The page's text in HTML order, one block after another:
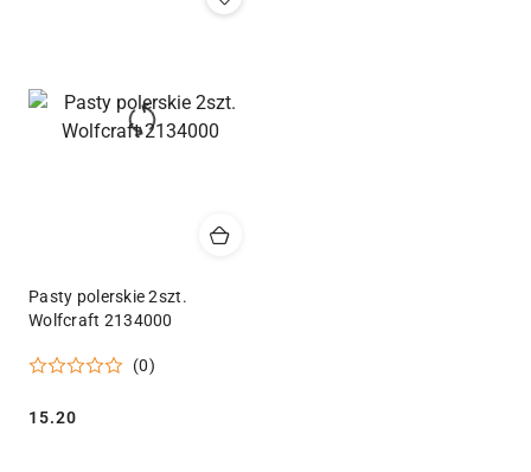
Pasty polerskie 2szt.
Wolfcraft 2134000
(0)
Cena:
15.20